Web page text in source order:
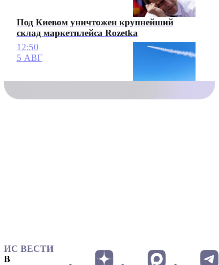
Под Киевом уничтожен крупнейший
склад маркетплейса Rozetka
12:50
5 АВГ
ИС ВЕСТИ
В